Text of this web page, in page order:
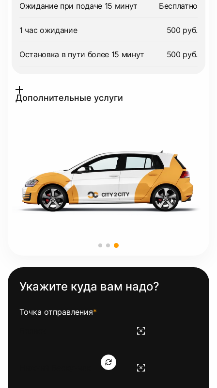
Ожидание при подаче 15 минут Бесплатно
1 час ожидание 500 руб.
Остановка в пути более 15 минут 500 руб.
Дополнительные услуги
Укажите куда вам надо?
Точка отправления*